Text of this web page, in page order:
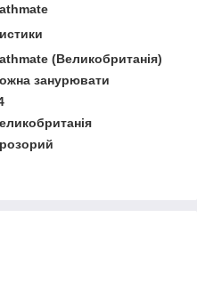
(Великобританія)
занурювати